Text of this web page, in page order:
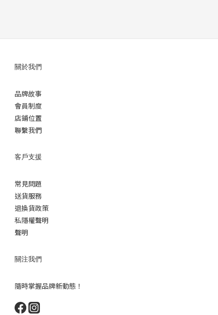
關於我們
品牌故事
會員制度
店鋪位置
聯繫我們
客戶支援
常見問題
送貨服務
退換貨政策
私隱權聲明
聲明
關注我們
隨時掌握品牌新動態！